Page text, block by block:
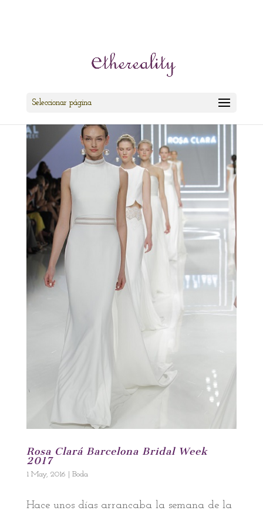
Seleccionar página
Rosa Clará Barcelona Bridal Week
2017
1 May, 2016 Boda
Hace unos días arrancaba la semana de la